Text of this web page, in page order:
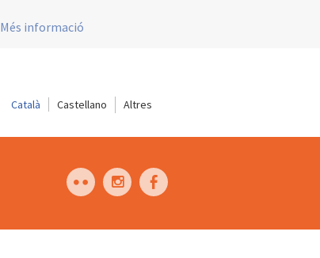
Més informació
Català Castellano